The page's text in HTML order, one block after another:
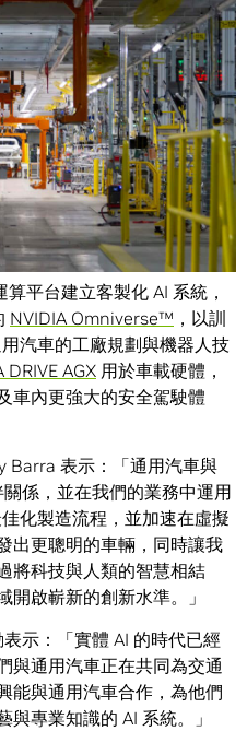
訊】通用汽車（General
布雙方將利用人工智慧
合作開發下一代車輛、工廠
平台建立客製化 AI 系統，
NVIDIA Omniverse™ ，以訓
汽車的工廠規劃與機器人技
DRIVE AGX 用於車載硬體，
車內更強大的安全駕駛體
Barra 表示：「通用汽車與
係，並在我們的業務中運用
化製造流程，並加速在虛擬
出更聰明的車輛，同時讓我
將科技與人類的智慧相結
啟嶄新的創新水準。」
示：「實體 AI 的時代已經
與通用汽車正在共同為交通
能與通用汽車合作，為他們
專業知識的 AI 系統。」